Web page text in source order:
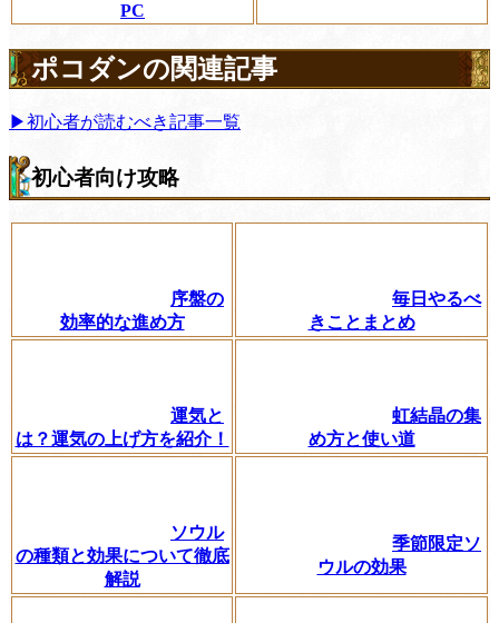
PC
ポコダンの関連記事
▶初心者が読むべき記事一覧
初心者向け攻略
序盤の
効率的な進め方
毎日やるべ
きことまとめ
運気と
は？運気の上げ方を紹介！
虹結晶の集
め方と使い道
ソウル
の種類と効果について徹底
解説
季節限定ソ
ウルの効果